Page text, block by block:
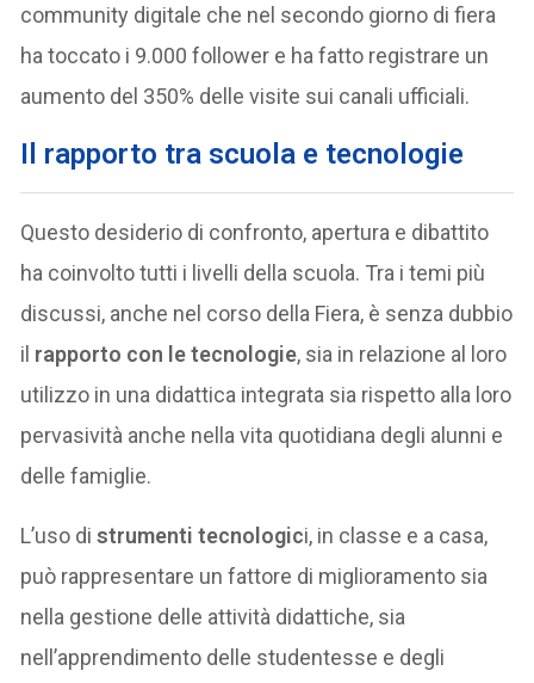
community digitale che nel secondo giorno di fiera
ha toccato i 9.000 follower e ha fatto registrare un
aumento del 350% delle visite sui canali ufficiali.
Il rapporto tra scuola e tecnologie
Questo desiderio di confronto, apertura e dibattito
ha coinvolto tutti i livelli della scuola. Tra i temi più
discussi, anche nel corso della Fiera, è senza dubbio
il rapporto con letecnologie, sia in relazione al loro
utilizzo in una didattica integrata sia rispetto alla loro
pervasività anche nella vita quotidiana degli alunni e
delle famiglie.
L’uso di strumenti tecnologici, in classe e a casa,
può rappresentare un fattore di miglioramento sia
nella gestione delle attività didattiche, sia
nell’apprendimento delle studentesse e degli